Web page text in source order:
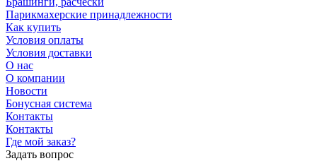
Парикмахерские принадлежности
Как купить
Условия оплаты
Условия доставки
О нас
О компании
Новости
Бонусная система
Контакты
Контакты
Где мой заказ?
Задать вопрос